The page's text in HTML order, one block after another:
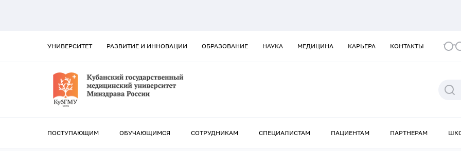
УНИВЕРСИТЕТ РАЗВИТИЕ И ИННОВАЦИИ ОБРАЗОВАНИЕ НАУКА МЕДИЦИНА КАРЬЕРА КОНТАКТЫ
ПОСТУПАЮЩИМ ОБУЧАЮЩИМСЯ СОТРУДНИКАМ СПЕЦИАЛИСТАМ ПАЦИЕНТАМ ПАРТНЕРАМ